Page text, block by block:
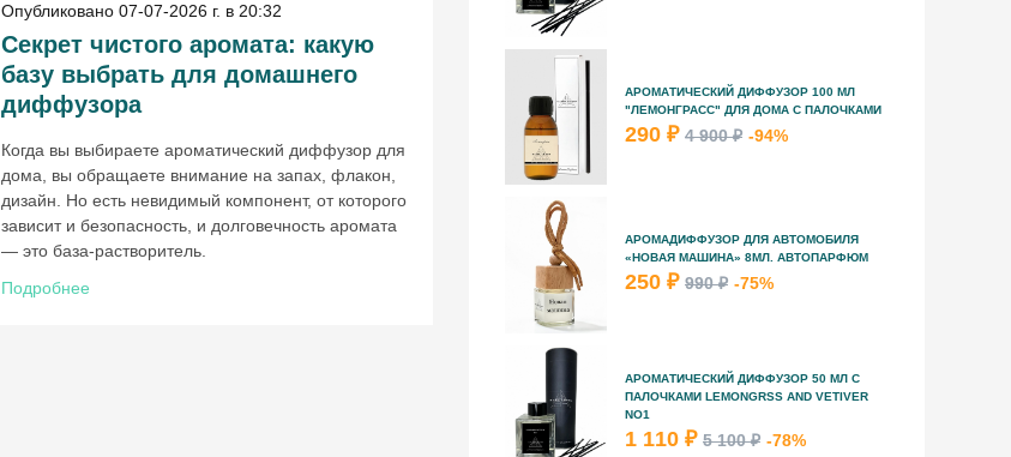
Опубликовано 07-07-2026 г. в 20:32
Секрет чистого аромата: какую
базу выбрать для домашнего
диффузора
Когда вы выбираете ароматический диффузор для
дома, вы обращаете внимание на запах, флакон,
дизайн. Но есть невидимый компонент, от которого
зависит и безопасность, и долговечность аромата
— это база-растворитель.
Подробнее
АРОМАТИЧЕСКИЙ ДИФФУЗОР 100 МЛ
"ЛЕМОНГРАСС" ДЛЯ ДОМА С ПАЛОЧКАМИ
290 ₽ 4 900 ₽ -94%
АРОМАДИФФУЗОР ДЛЯ АВТОМОБИЛЯ
«НОВАЯ МАШИНА» 8МЛ. АВТОПАРФЮМ
250 ₽ 990 ₽ -75%
АРОМАТИЧЕСКИЙ ДИФФУЗОР 50 МЛ С
ПАЛОЧКАМИ LEMONGRSS AND VETIVER
NO1
1 110 ₽ 5 100 ₽ -78%